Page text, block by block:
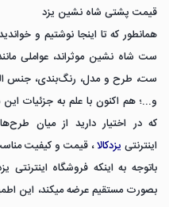
قیمت پشتی شاه نشین یزد
همانطور که تا اینجا نوشتیم و
ست شاه نشین موثراند، عواملی
ست، طرح و مدل، رنگ‌بندی، جنس
و...؛ هم اکنون با علم به جزئیات
که در اختیار دارید از میان
اینترنتی یزدکالا، قیمت و کیفیت
باتوجه به اینکه فروشگاه
بصورت مستقیم عرضه میکند، این